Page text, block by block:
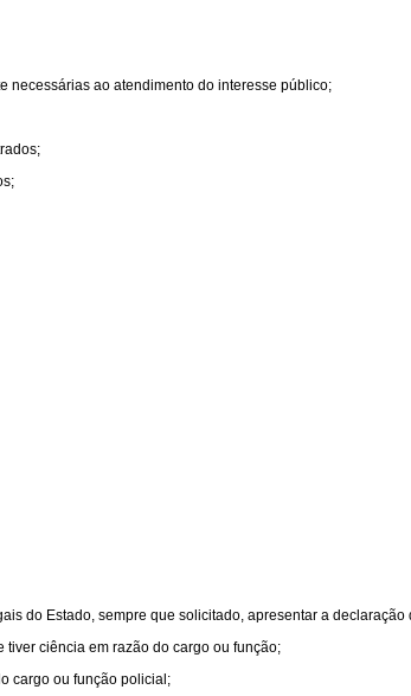
necessárias ao atendimento do interesse público;
do Estado, sempre que solicitado, apresentar a
ciência em razão do cargo ou função;
cargo ou função policial;